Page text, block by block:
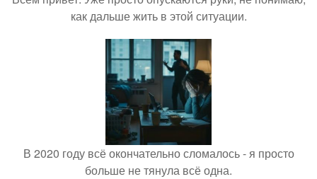
как дальше жить в этой ситуации.
В 2020 году всё окончательно сломалось - я просто
больше не тянула всё одна.